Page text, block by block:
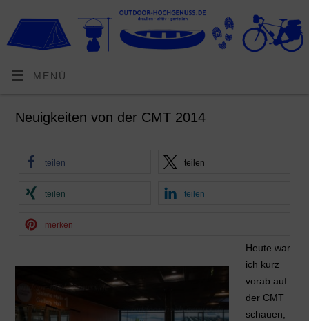
MENÜ
Neuigkeiten von der CMT 2014
teilen teilen
teilen teilen
merken
Heute war
ich kurz
vorab auf
der CMT
schauen,